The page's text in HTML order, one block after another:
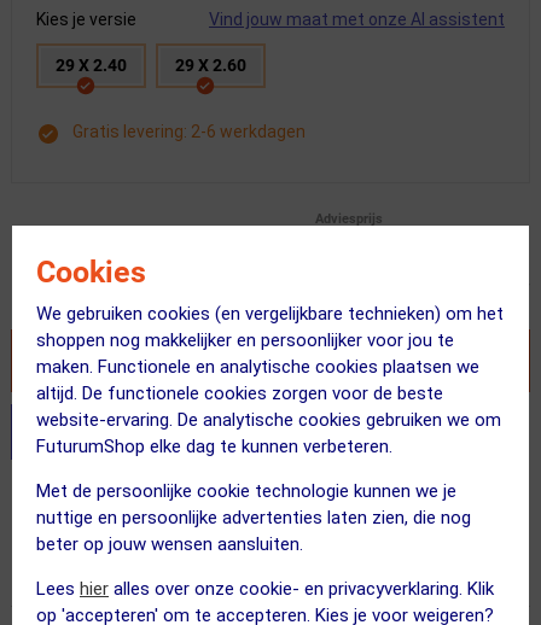
Cookies
We gebruiken cookies (en vergelijkbare technieken) om het
shoppen nog makkelijker en persoonlijker voor jou te
maken. Functionele en analytische cookies plaatsen we
altijd. De functionele cookies zorgen voor de beste
website-ervaring. De analytische cookies gebruiken we om
FuturumShop elke dag te kunnen verbeteren.
Met de persoonlijke cookie technologie kunnen we je
nuttige en persoonlijke advertenties laten zien, die nog
beter op jouw wensen aansluiten.
Lees hier alles over onze cookie- en privacyverklaring. Klik
op 'accepteren' om te accepteren. Kies je voor weigeren?
Kies je versie Vind jouw maat met onze AI assistent
29 X 2.40 29 X 2.60
Gratis levering: 2-6 werkdagen
Adviesprijs
VOEG TOE AAN WINKELWAGEN
Stel je productvragen aan onze AI assistent
Gratis bezorging & retourneren
Voor 23:00 uur besteld, morgen in huis